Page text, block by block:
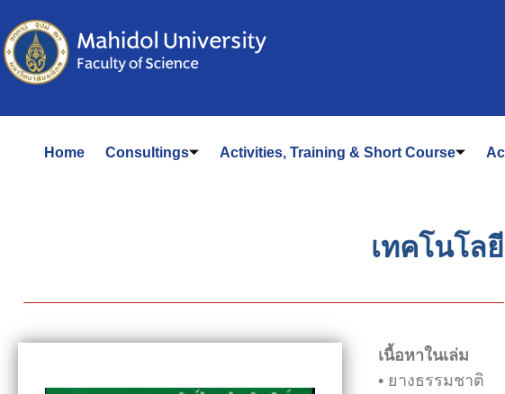
Home Consultings Activities, Training & Short Course
เทคโนโล
เนื้อหาในเล่ม
• ยางธรรมชาติ